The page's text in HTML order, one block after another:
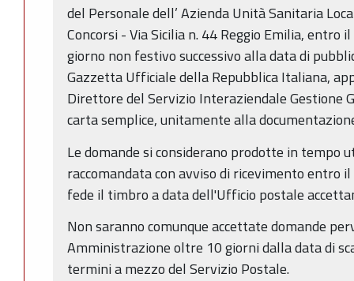
del Personale dell’ Azienda Unità Sanitaria
Concorsi - Via Sicilia n. 44 Reggio Emilia,
giorno non festivo successivo alla data di
Gazzetta Ufficiale della Repubblica Italiana,
Direttore del Servizio Interaziendale Gestione
carta semplice, unitamente alla
Le domande si considerano prodotte in tempo
raccomandata con avviso di ricevimento entro
fede il timbro a data dell'Ufficio postale
Non saranno comunque accettate domande
Amministrazione oltre 10 giorni dalla data di
termini a mezzo del Servizio Postale.